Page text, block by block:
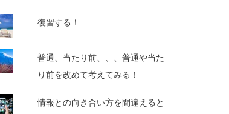
復習する！
普通、当たり前、、、普通や当た
り前を改めて考えてみる！
情報との向き合い方を間違えると